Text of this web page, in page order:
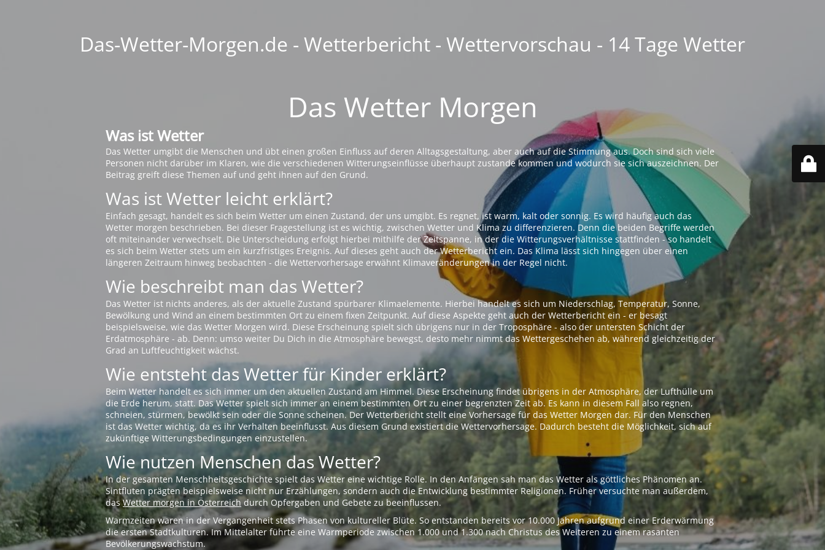
Das-Wetter-Morgen.de - Wetterbericht - Wettervorschau - 14 Tage Wetter
Das Wetter Morgen
Was ist Wetter
Das Wetter umgibt die Menschen und übt einen großen Einfluss auf deren Alltagsgestaltung, aber auch auf die Stimmung aus. Doch sind sich viele
Personen nicht darüber im Klaren, wie die verschiedenen Witterungseinflüsse überhaupt zustande kommen und wodurch sie sich auszeichnen. Der
Beitrag greift diese Themen auf und geht ihnen auf den Grund.
Was ist Wetter leicht erklärt?
Einfach gesagt, handelt es sich beim Wetter um einen Zustand, der uns umgibt. Es regnet, ist warm, kalt oder sonnig. Es wird häufig auch das
Wetter morgen beschrieben. Bei dieser Fragestellung ist es wichtig, zwischen Wetter und Klima zu differenzieren. Denn die beiden Begriffe werden
oft miteinander verwechselt. Die Unterscheidung erfolgt hierbei mithilfe der Zeitspanne, in der die Witterungsverhältnisse stattfinden - so handelt
es sich beim Wetter stets um ein kurzfristiges Ereignis. Auf dieses geht auch der Wetterbericht ein. Das Klima lässt sich hingegen über einen
längeren Zeitraum hinweg beobachten - die Wettervorhersage erwähnt Klimaveränderungen in der Regel nicht.
Wie beschreibt man das Wetter?
Das Wetter ist nichts anderes, als der aktuelle Zustand spürbarer Klimaelemente. Hierbei handelt es sich um Niederschlag, Temperatur, Sonne,
Bewölkung und Wind an einem bestimmten Ort zu einem fixen Zeitpunkt. Auf diese Aspekte geht auch der Wetterbericht ein - er besagt
beispielsweise, wie das Wetter Morgen wird. Diese Erscheinung spielt sich übrigens nur in der Troposphäre - also der untersten Schicht der
Erdatmosphäre - ab. Denn: umso weiter Du Dich in die Atmosphäre bewegst, desto mehr nimmt das Wettergeschehen ab, während gleichzeitig der
Grad an Luftfeuchtigkeit wächst.
Wie entsteht das Wetter für Kinder erklärt?
Beim Wetter handelt es sich immer um den aktuellen Zustand am Himmel. Diese Erscheinung findet übrigens in der Atmosphäre, der Lufthülle um
die Erde herum, statt. Das Wetter spielt sich immer an einem bestimmten Ort zu einer begrenzten Zeit ab. Es kann in diesem Fall also regnen,
schneien, stürmen, bewölkt sein oder die Sonne scheinen. Der Wetterbericht stellt eine Vorhersage für das Wetter Morgen dar. Für den Menschen
ist das Wetter wichtig, da es ihr Verhalten beeinflusst. Aus diesem Grund existiert die Wettervorhersage. Dadurch besteht die Möglichkeit, sich auf
zukünftige Witterungsbedingungen einzustellen.
Wie nutzen Menschen das Wetter?
In der gesamten Menschheitsgeschichte spielt das Wetter eine wichtige Rolle. In den Anfängen sah man das Wetter als göttliches Phänomen an.
Sintfluten prägten beispielsweise nicht nur Erzählungen, sondern auch die Entwicklung bestimmter Religionen. Früher versuchte man außerdem,
dasWetter morgen in Österreichdurch Opfergaben und Gebete zu beeinflussen.
Warmzeiten waren in der Vergangenheit stets Phasen von kultureller Blüte. So entstanden bereits vor 10.000 Jahren aufgrund einer Erderwärmung
die ersten Stadtkulturen. Im Mittelalter führte eine Warmperiode zwischen 1.000 und 1.300 nach Christus des Weiteren zu einem rasanten
Bevölkerungswachstum.